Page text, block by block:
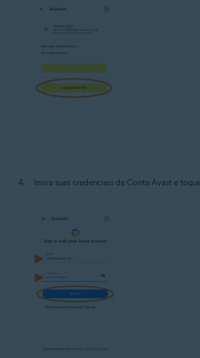
Insira suas credenciais da Conta Avast e